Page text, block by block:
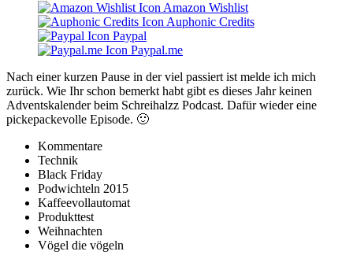
Amazon Wishlist
Auphonic Credits
Paypal
Paypal.me
Nach einer kurzen Pause in der viel passiert ist melde ich mich
zurück. Wie Ihr schon bemerkt habt gibt es dieses Jahr keinen
Adventskalender beim Schreihalzz Podcast. Dafür wieder eine
pickepackevolle Episode. 🙂
Kommentare
Technik
Black Friday
Podwichteln 2015
Kaffeevollautomat
Produkttest
Weihnachten
Vögel die vögeln